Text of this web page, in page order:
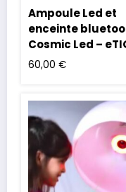
Ampoule Led et
enceinte
Cosmic Led –
60,00 €